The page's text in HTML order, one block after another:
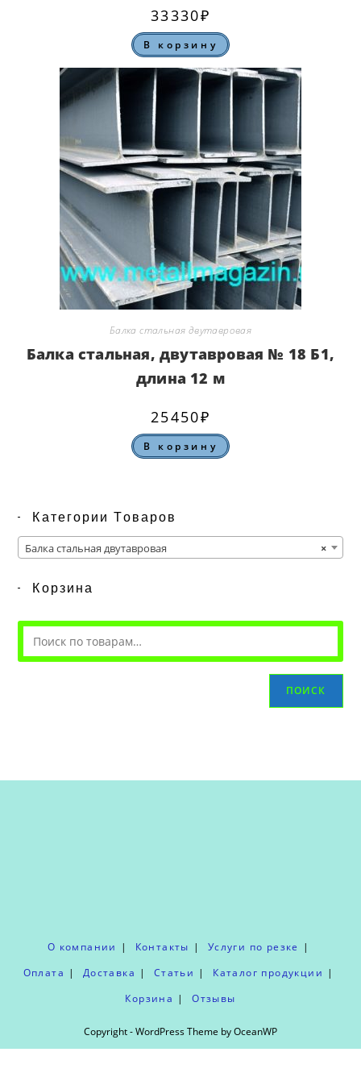
33330₽
В корзину
Балка стальная двутавровая
Балка стальная, двутавровая № 18 Б1,
длина 12 м
25450₽
В корзину
Категории Товаров
×
Балка стальная двутавровая
Корзина
ПОИСК
О компании Контакты
Услуги по резке
Оплата
Доставка Статьи
Каталог продукции
Корзина
Отзывы
Copyright - WordPress Theme by OceanWP